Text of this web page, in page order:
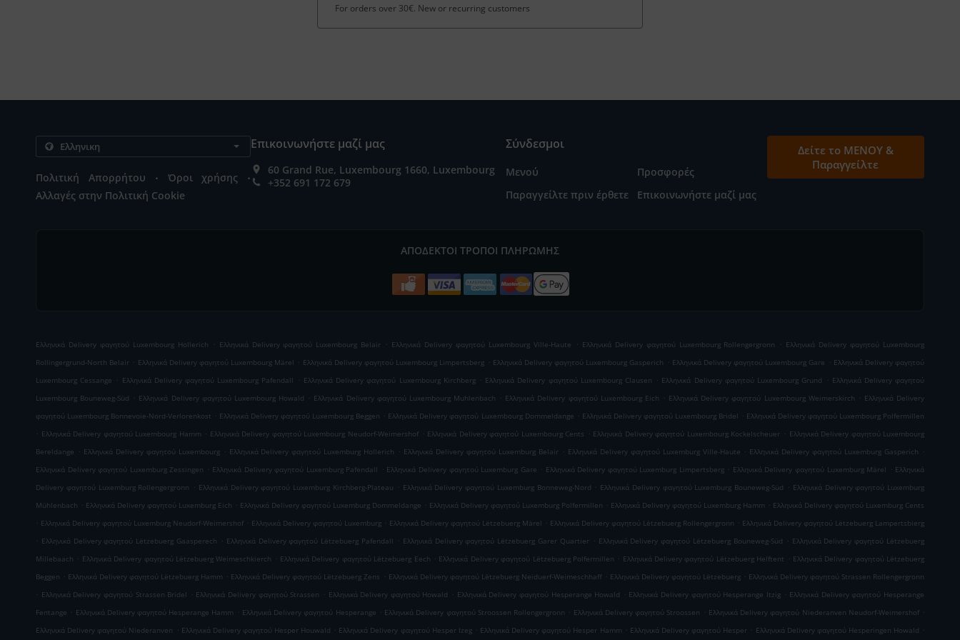
For orders over 30€. New or recurring customers
Πολιτική Απορρήτου . Όροι χρήσης .
Αλλαγές στην Πολιτική Cookie
Επικοινωνήστε μαζί μας
60 Grand Rue, Luxembourg 1660, Luxembourg
+352 691 172 679
Σύνδεσμοι
Μενού
Προσφορές
Παραγγείλτε πριν έρθετε
Επικοινωνήστε μαζί μας
Δείτε το ΜΕΝΟΥ &
Παραγγείλτε
ΑΠΟΔΕΚΤΟΊ ΤΡΌΠΟΙ ΠΛΗΡΩΜΉΣ
Ελληνικά Delivery φαγητού Luxembourg Hollerich . Ελληνικά Delivery φαγητού Luxembourg Belair . Ελληνικά Delivery φαγητού Luxembourg Ville-Haute . Ελληνικά Delivery φαγητού Luxembourg Rollengergronn . Ελληνικά Delivery φαγητού Luxembourg
Rollingergrund-North Belair . Ελληνικά Delivery φαγητού Luxembourg Märel . Ελληνικά Delivery φαγητού Luxembourg Limpertsberg . Ελληνικά Delivery φαγητού Luxembourg Gasperich . Ελληνικά Delivery φαγητού Luxembourg Gare . Ελληνικά Delivery φαγητού
Luxembourg Cessange . Ελληνικά Delivery φαγητού Luxembourg Pafendall . Ελληνικά Delivery φαγητού Luxembourg Kirchberg . Ελληνικά Delivery φαγητού Luxembourg Clausen . Ελληνικά Delivery φαγητού Luxembourg Grund . Ελληνικά Delivery φαγητού
Luxembourg Bouneweg-Süd . Ελληνικά Delivery φαγητού Luxembourg Howald . Ελληνικά Delivery φαγητού Luxembourg Muhlenbach . Ελληνικά Delivery φαγητού Luxembourg Eich . Ελληνικά Delivery φαγητού Luxembourg Weimerskirch . Ελληνικά Delivery
φαγητού Luxembourg Bonnevoie-Nord-Verlorenkost . Ελληνικά Delivery φαγητού Luxembourg Beggen . Ελληνικά Delivery φαγητού Luxembourg Dommeldange . Ελληνικά Delivery φαγητού Luxembourg Bridel . Ελληνικά Delivery φαγητού Luxembourg Polfermillen
. Ελληνικά Delivery φαγητού Luxembourg Hamm . Ελληνικά Delivery φαγητού Luxembourg Neudorf-Weimershof . Ελληνικά Delivery φαγητού Luxembourg Cents . Ελληνικά Delivery φαγητού Luxembourg Kockelscheuer . Ελληνικά Delivery φαγητού Luxembourg
Bereldange . Ελληνικά Delivery φαγητού Luxembourg . Ελληνικά Delivery φαγητού Luxemburg Hollerich . Ελληνικά Delivery φαγητού Luxemburg Belair . Ελληνικά Delivery φαγητού Luxemburg Ville-Haute . Ελληνικά Delivery φαγητού Luxemburg Gasperich .
Ελληνικά Delivery φαγητού Luxemburg Zessingen . Ελληνικά Delivery φαγητού Luxemburg Pafendall . Ελληνικά Delivery φαγητού Luxemburg Gare . Ελληνικά Delivery φαγητού Luxemburg Limpertsberg . Ελληνικά Delivery φαγητού Luxemburg Märel . Ελληνικά
Delivery φαγητού Luxemburg Rollengergronn . Ελληνικά Delivery φαγητού Luxemburg Kirchberg-Plateau . Ελληνικά Delivery φαγητού Luxemburg Bonneweg-Nord . Ελληνικά Delivery φαγητού Luxemburg Bouneweg-Süd . Ελληνικά Delivery φαγητού Luxemburg
Mühlenbach . Ελληνικά Delivery φαγητού Luxemburg Eich . Ελληνικά Delivery φαγητού Luxemburg Dommeldange . Ελληνικά Delivery φαγητού Luxemburg Polfermillen . Ελληνικά Delivery φαγητού Luxemburg Hamm . Ελληνικά Delivery φαγητού Luxemburg Cents
. Ελληνικά Delivery φαγητού Luxemburg Neudorf-Weimershof . Ελληνικά Delivery φαγητού Luxemburg . Ελληνικά Delivery φαγητού Lëtzebuerg Märel . Ελληνικά Delivery φαγητού Lëtzebuerg Rollengergronn . Ελληνικά Delivery φαγητού Lëtzebuerg Lampertsbierg
. Ελληνικά Delivery φαγητού Lëtzebuerg Gaasperech . Ελληνικά Delivery φαγητού Lëtzebuerg Pafendall . Ελληνικά Delivery φαγητού Lëtzebuerg Garer Quartier . Ελληνικά Delivery φαγητού Lëtzebuerg Bouneweg-Süd . Ελληνικά Delivery φαγητού Lëtzebuerg
Millebaach . Ελληνικά Delivery φαγητού Lëtzebuerg Weimeschkierch . Ελληνικά Delivery φαγητού Lëtzebuerg Eech . Ελληνικά Delivery φαγητού Lëtzebuerg Polfermillen . Ελληνικά Delivery φαγητού Lëtzebuerg Helftent . Ελληνικά Delivery φαγητού Lëtzebuerg
Beggen . Ελληνικά Delivery φαγητού Lëtzebuerg Hamm . Ελληνικά Delivery φαγητού Lëtzebuerg Zens . Ελληνικά Delivery φαγητού Lëtzebuerg Neiduerf-Weimeschhaff . Ελληνικά Delivery φαγητού Lëtzebuerg . Ελληνικά Delivery φαγητού Strassen Rollengergronn
. Ελληνικά Delivery φαγητού Strassen Bridel . Ελληνικά Delivery φαγητού Strassen . Ελληνικά Delivery φαγητού Howald . Ελληνικά Delivery φαγητού Hesperange Howald . Ελληνικά Delivery φαγητού Hesperange Itzig . Ελληνικά Delivery φαγητού Hesperange
Fentange . Ελληνικά Delivery φαγητού Hesperange Hamm . Ελληνικά Delivery φαγητού Hesperange . Ελληνικά Delivery φαγητού Stroossen Rollengergronn . Ελληνικά Delivery φαγητού Stroossen . Ελληνικά Delivery φαγητού Niederanven Neudorf-Weimershof .
Ελληνικά Delivery φαγητού Niederanven . Ελληνικά Delivery φαγητού Hesper Houwald . Ελληνικά Delivery φαγητού Hesper Izeg . Ελληνικά Delivery φαγητού Hesper Hamm . Ελληνικά Delivery φαγητού Hesper . Ελληνικά Delivery φαγητού Hesperingen Howald .